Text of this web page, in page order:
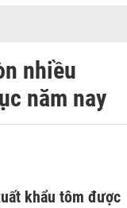
nhiều
năm nay
khẩu tôm được